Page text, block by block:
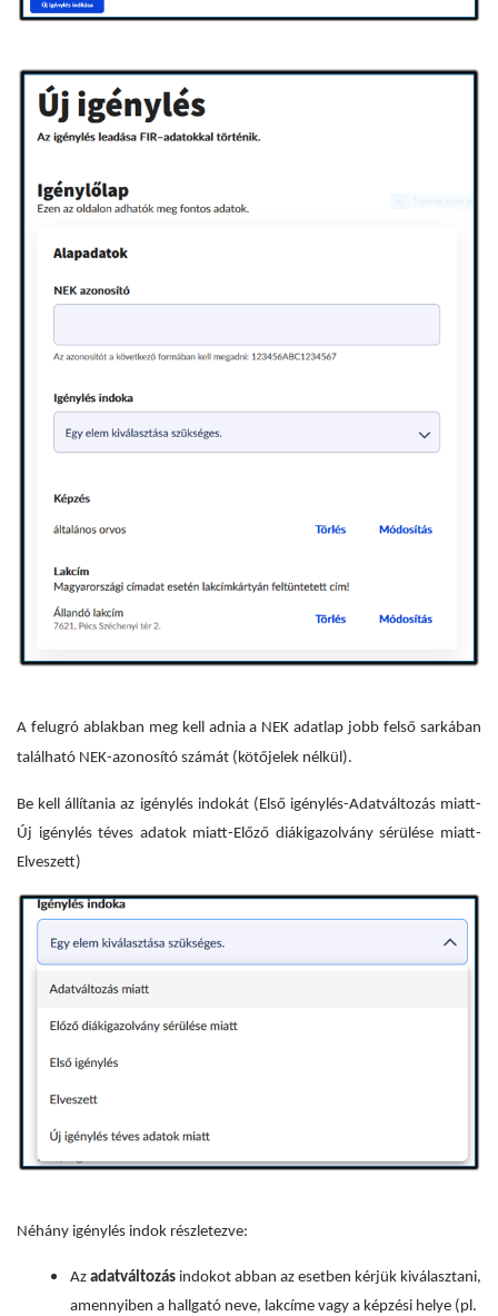
A felugró ablakban meg kell adnia a NEK adatlap jobb felső sarkában
található NEK-azonosító számát (kötőjelek nélkül).
Be kell állítania az igénylés indokát (Első igénylés-Adatváltozás miatt-
Új igénylés téves adatok miatt-Előző diákigazolvány sérülése miatt-
Elveszett)
Néhány igénylés indok részletezve:
Az adatváltozás indokot abban az esetben kérjük kiválasztani,
amennyiben a hallgató neve, lakcíme vagy a képzési helye (pl.